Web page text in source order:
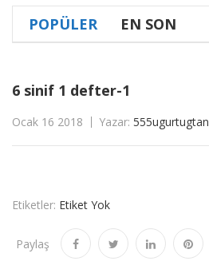
POPÜLER EN SON
6 sinif 1 defter-1
Ocak 16 2018 Yazar: 555ugurtugtan
Etiketler: Etiket Yok
Paylaş